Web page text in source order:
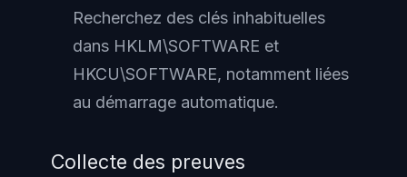
Recherchez des clés inhabituelles
dans HKLM\SOFTWARE et
HKCU\SOFTWARE, notamment liées
au démarrage automatique.
Collecte des preuves